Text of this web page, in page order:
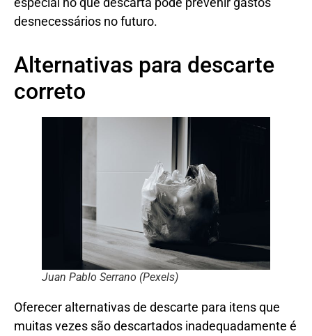
desnecessários no futuro.
Alternativas para descarte
correto
Juan Pablo Serrano (Pexels)
Oferecer alternativas de descarte para itens que
muitas vezes são descartados inadequadamente é